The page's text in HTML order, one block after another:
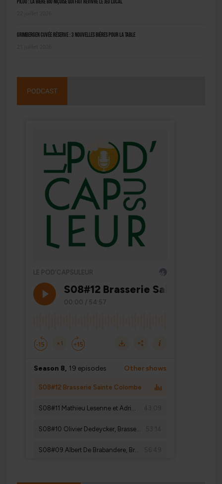
Pilou : la bière bio niçoise qui fait revivre le jeu local
Grimbergen Cuvée Réserve : 3 nouvelles bières pour la table
PODCAST